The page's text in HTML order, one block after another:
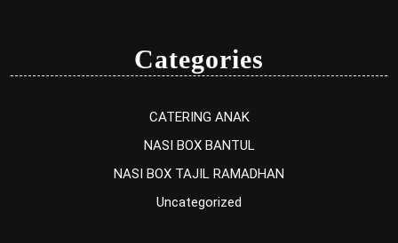
Categories
CATERING ANAK
NASI BOX BANTUL
NASI BOX TAJIL RAMADHAN
Uncategorized